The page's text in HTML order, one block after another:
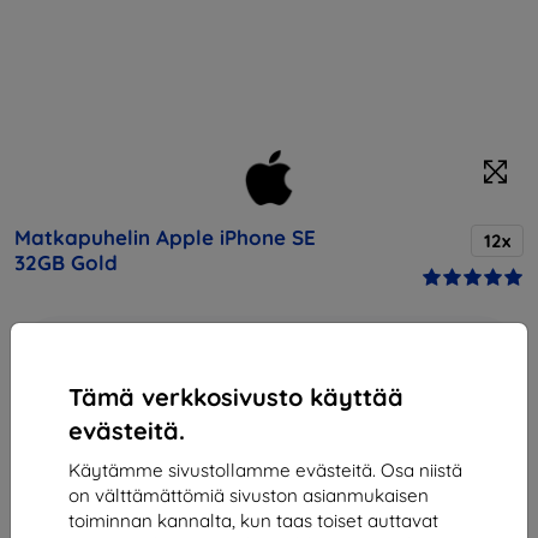
Tämä verkkosivusto käyttää
evästeitä.
Käytämme sivustollamme evästeitä. Osa niistä
on välttämättömiä sivuston asianmukaisen
toiminnan kannalta, kun taas toiset auttavat
Matkapuhelin Apple iPhone SE
32GB Gold
12x
264,90 €
238,41 €